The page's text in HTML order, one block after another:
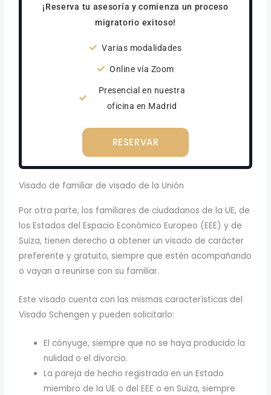
¡Reserva tu asesoría y comienza un proceso
migratorio exitoso!
Varias modalidades
Online vía Zoom
Presencial en nuestra
oficina en Madrid
RESERVAR
Visado de familiar de visado de la Unión
Por otra parte, los familiares de ciudadanos de la UE, de
los Estados del Espacio Económico Europeo (EEE) y de
Suiza, tienen derecho a obtener un visado de carácter
preferente y gratuito, siempre que estén acompañando
o vayan a reunirse con su familiar.
Este visado cuenta con las mismas características del
Visado Schengen y pueden solicitarlo:
El cónyuge, siempre que no se haya producido la
nulidad o el divorcio.
La pareja de hecho registrada en un Estado
miembro de la UE o del EEE o en Suiza, siempre